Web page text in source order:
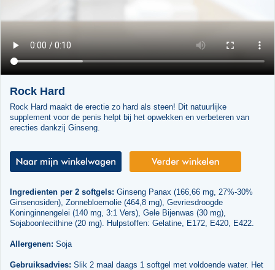
Rock Hard
Rock Hard maakt de erectie zo hard als steen! Dit natuurlijke
supplement voor de penis helpt bij het opwekken en verbeteren van
erecties dankzij Ginseng.
Ingredienten per 2 softgels: Ginseng Panax (166,66 mg, 27%-30%
Ginsenosiden), Zonnebloemolie (464,8 mg), Gevriesdroogde
Koninginnengelei (140 mg, 3:1 Vers), Gele Bijenwas (30 mg),
Sojaboonlecithine (20 mg). Hulpstoffen: Gelatine, E172, E420, E422.
Allergenen: Soja
Gebruiksadvies: Slik 2 maal daags 1 softgel met voldoende water. Het